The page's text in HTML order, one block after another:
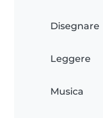
Disegnare
Leggere
Musica